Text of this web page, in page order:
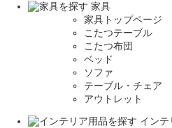
家具
家具トップページ
こたつテーブル
こたつ布団
ベッド
ソファ
テーブル・チェア
アウトレット
インテ